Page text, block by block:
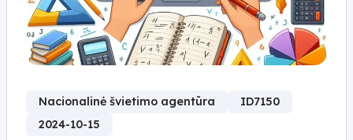
Nacionalinė švietimo agentūra
ID7150
2024-10-15